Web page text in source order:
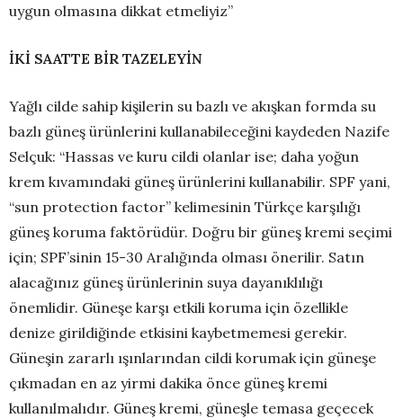
uygun olmasına dikkat etmeliyiz”
İKİ SAATTE BİR TAZELEYİN
Yağlı cilde sahip kişilerin su bazlı ve akışkan formda su
bazlı güneş ürünlerini kullanabileceğini kaydeden Nazife
Selçuk: “Hassas ve kuru cildi olanlar ise; daha yoğun
krem kıvamındaki güneş ürünlerini kullanabilir. SPF yani,
“sun protection factor” kelimesinin Türkçe karşılığı
güneş koruma faktörüdür. Doğru bir güneş kremi seçimi
için; SPF’sinin 15-30 Aralığında olması önerilir. Satın
alacağınız güneş ürünlerinin suya dayanıklılığı
önemlidir. Güneşe karşı etkili koruma için özellikle
denize girildiğinde etkisini kaybetmemesi gerekir.
Güneşin zararlı ışınlarından cildi korumak için güneşe
çıkmadan en az yirmi dakika önce güneş kremi
kullanılmalıdır. Güneş kremi, güneşle temasa geçecek